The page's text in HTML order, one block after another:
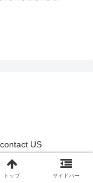
contact US
Reserved.
トップ サイドバー